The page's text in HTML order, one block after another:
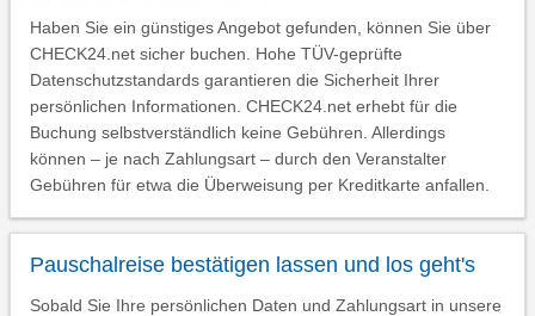
Haben Sie ein günstiges Angebot gefunden, können Sie über
CHECK24.net sicher buchen. Hohe TÜV-geprüfte
Datenschutzstandards garantieren die Sicherheit Ihrer
persönlichen Informationen. CHECK24.net erhebt für die
Buchung selbstverständlich keine Gebühren. Allerdings
können – je nach Zahlungsart – durch den Veranstalter
Gebühren für etwa die Überweisung per Kreditkarte anfallen.
Pauschalreise bestätigen lassen und los geht's
Sobald Sie Ihre persönlichen Daten und Zahlungsart in unsere